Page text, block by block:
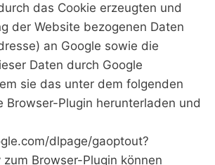
das Cookie erzeugten und
der Website bezogenen Daten
an Google sowie die
Daten durch Google
sie das unter dem folgenden
Browser-Plugin herunterladen und
dlpage/gaoptout?
Browser-Plugin können